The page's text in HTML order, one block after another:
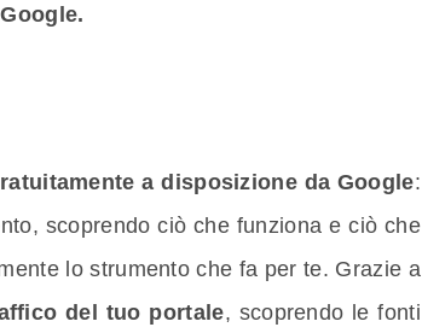
a disposizione da Google:
scoprendo ciò che funziona e ciò che
lo strumento che fa per te. Grazie a
del tuo portale, scoprendo le fonti